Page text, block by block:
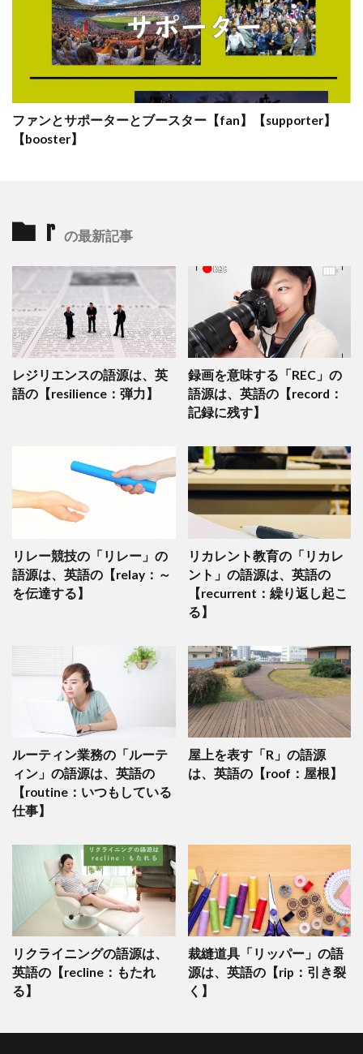
ファンとサポーターとブースター【fan】【supporter】
【booster】
r の最新記事
レジリエンスの語源は、英
語の【resilience：弾力】
録画を意味する「REC」の
語源は、英語の【record：
記録に残す】
リレー競技の「リレー」の
語源は、英語の【relay：～
を伝達する】
リカレント教育の「リカレ
ント」の語源は、英語の
【recurrent：繰り返し起こ
る】
ルーティン業務の「ルーテ
ィン」の語源は、英語の
【routine：いつもしている
仕事】
屋上を表す「R」の語源
は、英語の【roof：屋根】
リクライニングの語源は、
英語の【recline：もたれ
る】
裁縫道具「リッパー」の語
源は、英語の【rip：引き裂
く】